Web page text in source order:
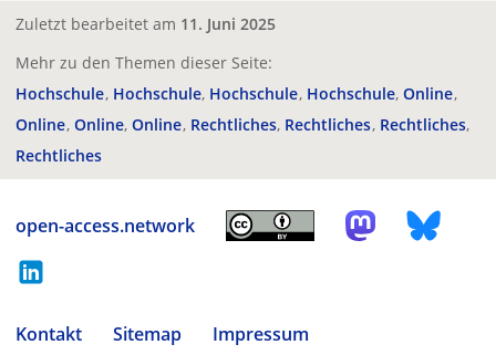
Zuletzt bearbeitet am 11. Juni 2025
Mehr zu den Themen dieser Seite:
Hochschule Hochschule Hochschule Hochschule Online
Online Online Online Rechtliches Rechtliches Rechtliches
Rechtliches
open-access.network
Kontakt Sitemap
Impressum